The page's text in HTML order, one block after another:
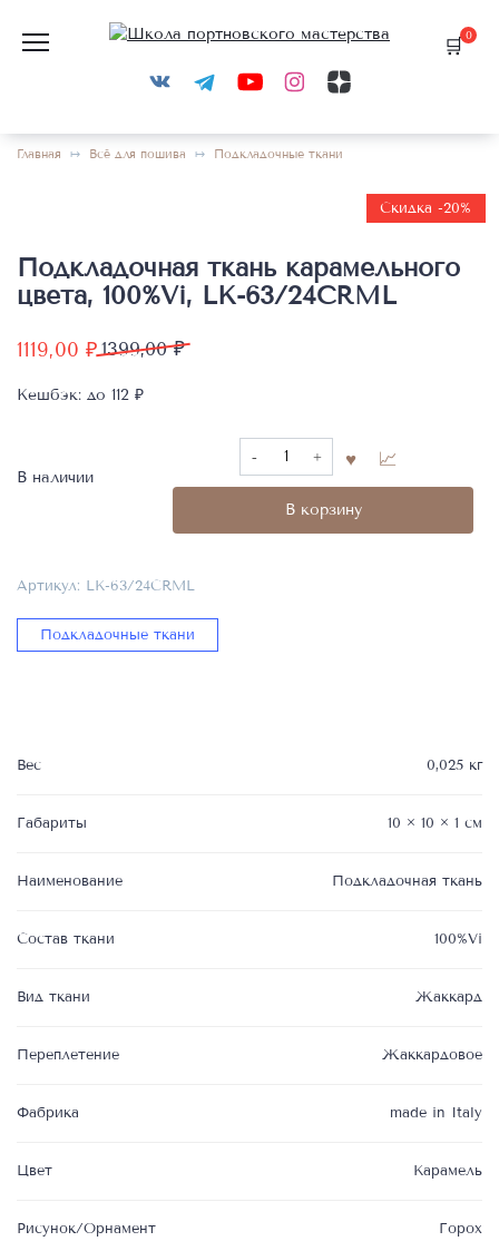
содержанию
0
Главная Всё для пошива Подкладочные ткани
Скидка -20%
Подкладочная ткань карамельного
цвета, 100%Vi, LK-63/24CRML
1399,00₽
Первоначальная
1119,00 ₽
Текущая
Кешбэк: до 112 ₽
В наличии
Количество
товара
В корзину
Артикул: LK-63/24CRML
Подкладочные ткани
Вес 0,025 кг
Габариты 10 × 10 × 1 см
Наименование Подкладочная ткань
Состав ткани 100%Vi
Вид ткани Жаккард
Переплетение Жаккардовое
Фабрика made in Italy
Цвет Карамель
Рисунок/Орнамент Горох